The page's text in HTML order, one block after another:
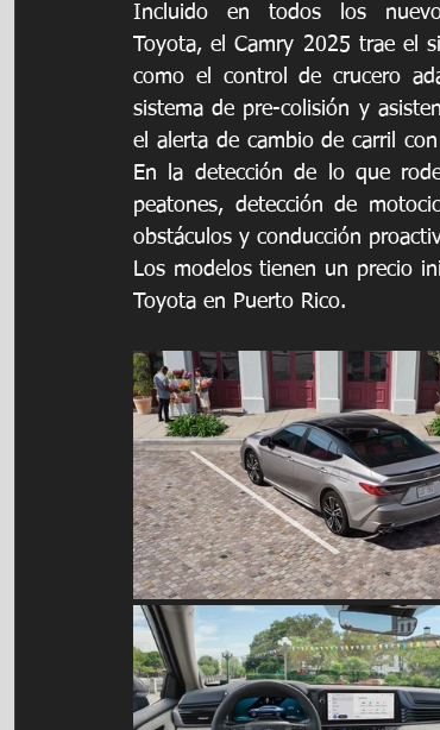
Incluido en todos los
Toyota, el Camry 2025 trae el
como el control de crucero
sistema de pre-colisión y
el alerta de cambio de carril
En la detección de lo que
peatones, detección de
obstáculos y conducción
Los modelos tienen un precio
Toyota en Puerto Rico.